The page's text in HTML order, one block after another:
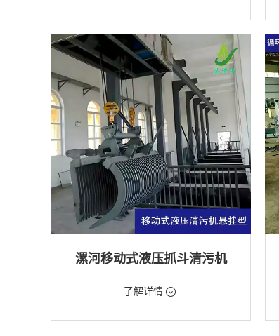
机
用途：泵站,污水处理,渠道,化工,纺织
漯河移动式液压抓斗清污机
价格：5698元/台
机
了解详情